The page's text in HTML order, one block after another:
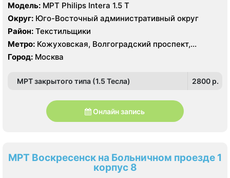
Модель: МРТ Philips Intera 1.5 T
Округ: Юго-Восточный административный округ
Район: Текстильщики
Метро: Кожуховская, Волгоградский проспект,
Текстильщики
Город: Москва
МРТ закрытого типа (1.5 Тесла) 2800 p.
Онлайн запись
МРТ Воскресенск на Больничном проезде 1
корпус 8